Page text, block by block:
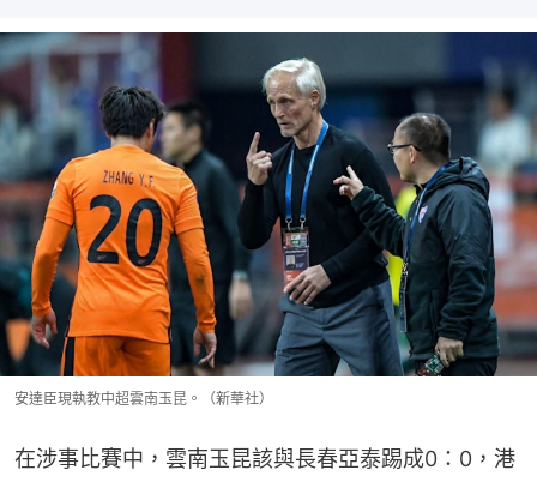
安達臣現執教中超雲南玉昆。（新華社）
在涉事比賽中，雲南玉昆該與長春亞泰踢成0：0，港